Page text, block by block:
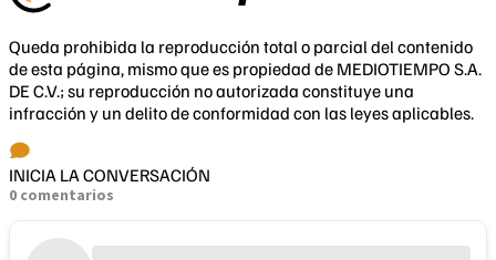
Queda prohibida la reproducción total o parcial del contenido
de esta página, mismo que es propiedad de MEDIOTIEMPO S.A.
DE C.V.; su reproducción no autorizada constituye una
infracción y un delito de conformidad con las leyes aplicables.
INICIA LA CONVERSACIÓN
0 comentarios